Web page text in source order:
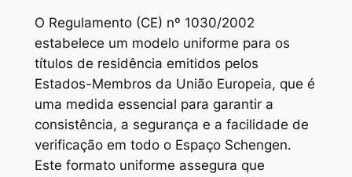
O Regulamento (CE) nº 1030/2002
estabelece um modelo uniforme para os
títulos de residência emitidos pelos
Estados-Membros da União Europeia, que é
uma medida essencial para garantir a
consistência, a segurança e a facilidade de
verificação em todo o Espaço Schengen.
Este formato uniforme assegura que